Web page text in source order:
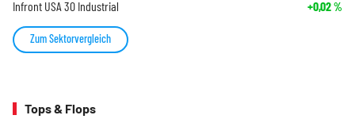
Infront USA 30 Industrial +0,02%
Zum Sektorvergleich
Tops & Flops